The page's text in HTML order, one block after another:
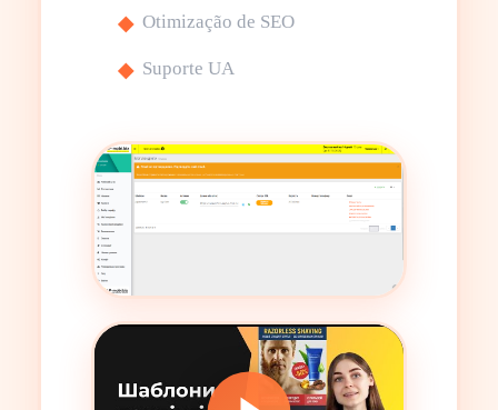
Otimização de SEO
Suporte UA